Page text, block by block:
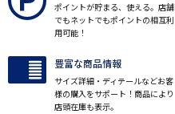
ポイントが貯まる、使える。店舗
でもネットでもポイントの相互利
用可能！
豊富な商品情報
サイズ詳細・ディテールなどお客
様の購入をサポート！商品により
店頭在庫も表示。